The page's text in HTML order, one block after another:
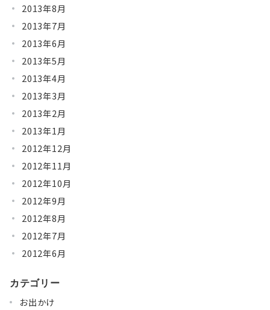
2013年8月
2013年7月
2013年6月
2013年5月
2013年4月
2013年3月
2013年2月
2013年1月
2012年12月
2012年11月
2012年10月
2012年9月
2012年8月
2012年7月
2012年6月
カテゴリー
お出かけ